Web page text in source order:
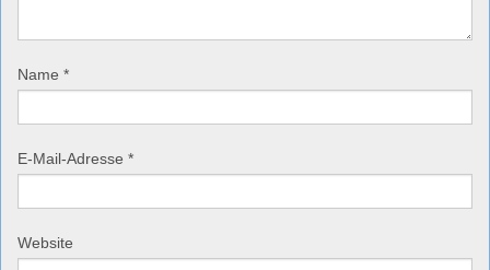
Name *
E-Mail-Adresse *
Website